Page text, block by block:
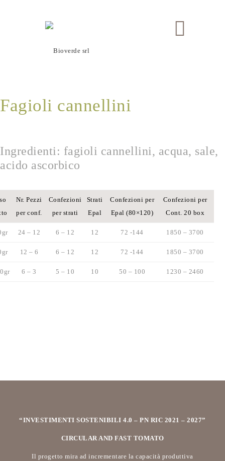
Fagioli cannellini
Ingredienti: fagioli cannellini, acqua, sale,
acido ascorbico
Nr. Pezzi
per conf.
Confezioni
per strati
Strati
Epal
Confezioni per
Epal (80×120)
Confezioni per
Cont. 20 box
24 – 12 6 – 12 12 72 -144 1850 – 3700
12 – 6 6 – 12 12 72 -144 1850 – 3700
6 – 3 5 – 10 10 50 – 100 1230 – 2460
“INVESTIMENTI SOSTENIBILI 4.0 – PN RIC 2021 – 2027”
CIRCULAR AND FAST TOMATO
Il progetto mira ad incrementare la capacità produttiva